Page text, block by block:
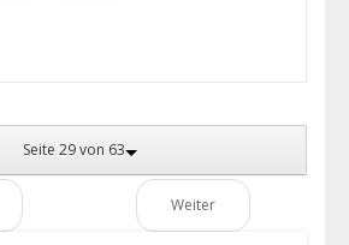
Seite 29 von 63
Weiter